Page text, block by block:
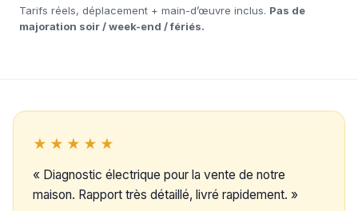
Tarifs réels, déplacement + main-d’œuvre inclus. Pas de
majoration soir / week-end / fériés.
★★★★★
« Diagnostic électrique pour la vente de notre
maison. Rapport très détaillé, livré rapidement. »